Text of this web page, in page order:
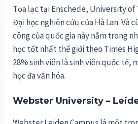
Tọa lạc tại Enschede, University
Đại học nghiên cứu của Hà Lan. Và
công của quốc gia này nằm trong
học tốt nhất thế giới theo Times
28% sinh viên là sinh viên quốc tế,
học đa văn hóa.
Webster University –